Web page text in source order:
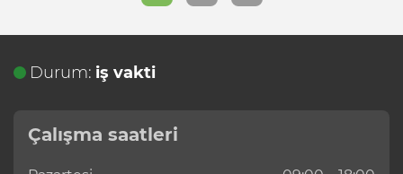
Durum: iş vakti
Çalışma saatleri